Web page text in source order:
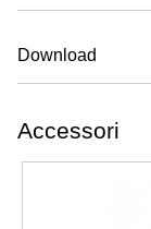
Download
Accessori